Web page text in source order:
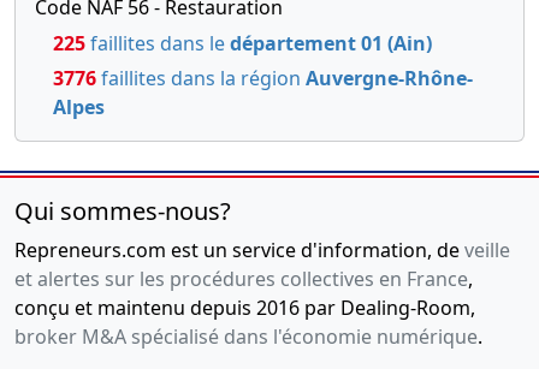
Code NAF 56 - Restauration
225faillites dans ledépartement 01 (Ain)
3776faillites dans la région Auvergne-Rhône-
Alpes
Qui sommes-nous?
Repreneurs.com est un service d'information, deveille
et alertes sur les procédures collectives en France,
conçu et maintenu depuis 2016 par Dealing-Room,
broker M&A spécialisé dans l'économie numérique.